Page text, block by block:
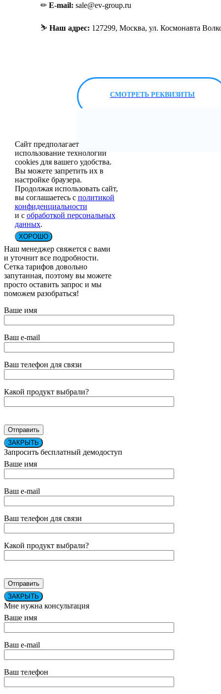
✏︎ E-mail: sale@ev-group.ru
⛷︎ Наш адрес: 127299, Москва, ул. Космонавта
СМОТРЕТЬ РЕКВИЗИТЫ
Сайт предполагает
использование технологии
cookies для вашего удобства.
Вы можете запретить их в
настройке браузера.
Продолжая использовать сайт,
вы соглашаетесь с политикой
конфиденциальности
и с обработкой персональных
данных.
ХОРОШО
Наш менеджер свяжется с вами
и уточнит все подробности.
Сетка тарифов довольно
запутанная, поэтому вы можете
просто оставить запрос и мы
поможем разобраться!
Ваше имя
Ваш e-mail
Ваш телефон для связи
Какой продукт выбрали?
ЗАКРЫТЬ
Запросить бесплатный демодоступ
Ваше имя
Ваш e-mail
Ваш телефон для связи
Какой продукт выбрали?
ЗАКРЫТЬ
Мне нужна консультация
Ваше имя
Ваш e-mail
Ваш телефон